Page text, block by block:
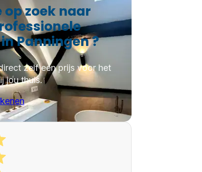
op zoek naar
Panningen ?
direct zelf een prijs voor het
jou thuis.